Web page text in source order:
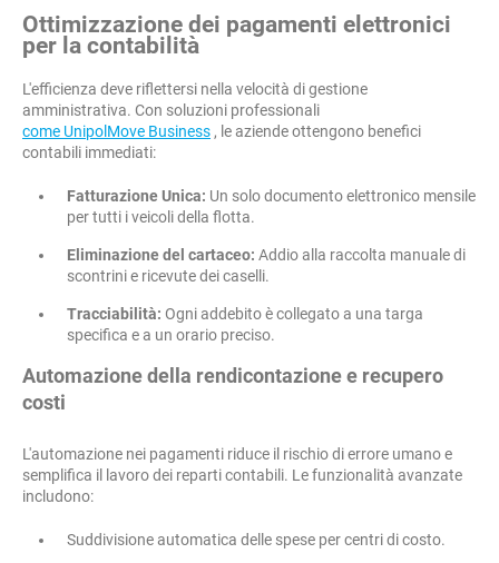
Ottimizzazione dei pagamenti elettronici
per la contabilità
L'efficienza deve riflettersi nella velocità di gestione
amministrativa. Con soluzioni professionali
come UnipolMove Business , le aziende ottengono benefici
contabili immediati:
Fatturazione Unica: Un solo documento elettronico mensile
per tutti i veicoli della flotta.
Eliminazione del cartaceo: Addio alla raccolta manuale di
scontrini e ricevute dei caselli.
Tracciabilità: Ogni addebito è collegato a una targa
specifica e a un orario preciso.
Automazione della rendicontazione e recupero
costi
L'automazione nei pagamenti riduce il rischio di errore umano e
semplifica il lavoro dei reparti contabili. Le funzionalità avanzate
includono:
Suddivisione automatica delle spese per centri di costo.